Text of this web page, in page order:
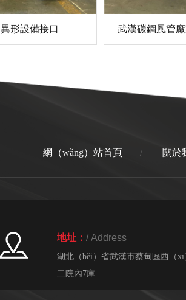
異形設備接口 武漢碳鋼風管
網（wǎng）站首頁 / 關於
地址： / Address
湖北（běi）省武漢市蔡甸區西（
二院內7庫